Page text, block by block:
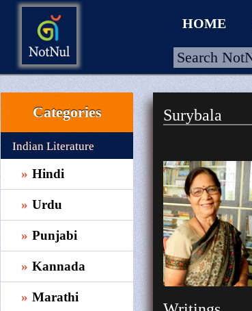
HOME
UPLOAD
WALLET
BLOG
ARRIVALS
CATEGORIES >
HOME
Categories
Indian Literature
Hindi
Urdu
Punjabi
Kannada
Marathi
Surybala